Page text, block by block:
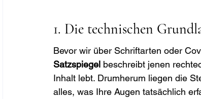
1. Die technischen
Bevor wir über Schriftarten oder
Satzspiegel beschreibt jenen
Inhalt lebt. Drumherum liegen die
alles, was Ihre Augen tatsächlich